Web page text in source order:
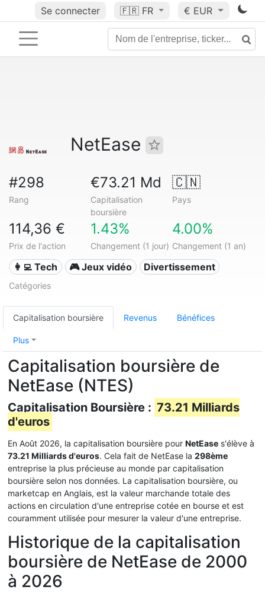
Se connecter 🇫🇷 FR € EUR
NetEase
#298
Rang
€73.21 Md
Capitalisation
boursière
🇨🇳
Pays
114,36 €
Prix de l'action
1.43%
Changement (1 jour)
4.00%
Changement (1 an)
👩‍💻 Tech 🎮 Jeux vidéo Divertissement
Catégories
Capitalisation boursière Revenus Bénéfices
Plus
Capitalisation boursière de
NetEase (NTES)
Capitalisation Boursière : 73.21 Milliards
d'euros
En Août 2026, la capitalisation boursière pour NetEase s'élève à
73.21 Milliards d'euros. Cela fait de NetEase la 298ème
entreprise la plus précieuse au monde par capitalisation
boursière selon nos données. La capitalisation boursière, ou
marketcap en Anglais, est la valeur marchande totale des
actions en circulation d'une entreprise cotée en bourse et est
couramment utilisée pour mesurer la valeur d'une entreprise.
Historique de la capitalisation
boursière de NetEase de 2000
à 2026